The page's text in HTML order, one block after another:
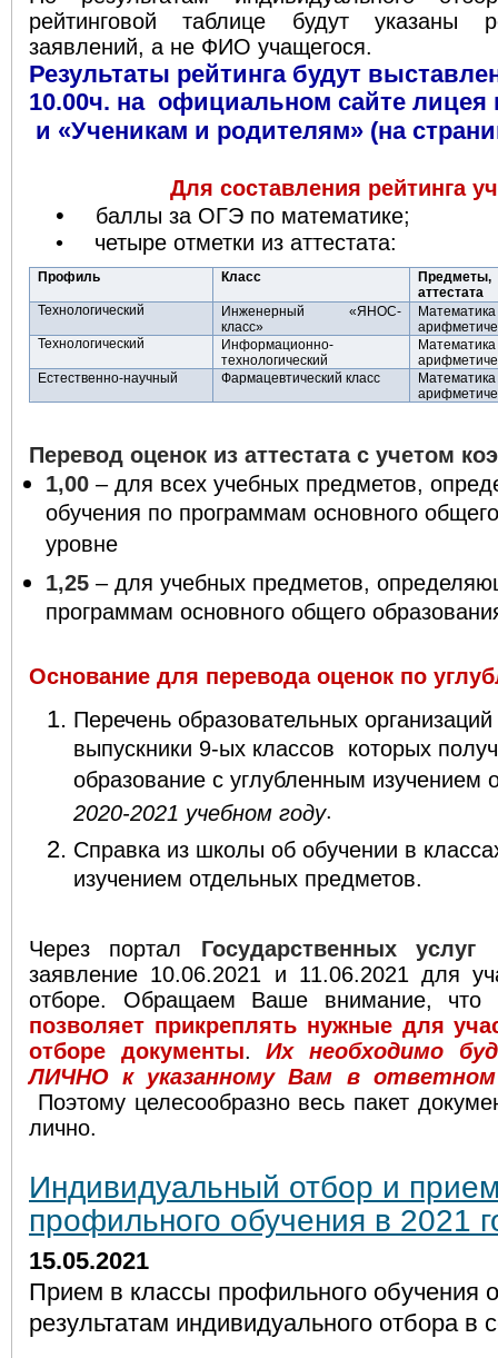
рейтинговой таблице будут указаны
заявлений, а не ФИО учащегося.
Результаты рейтинга будут
10.00ч. на официальном сайте лицея
и «Ученикам и родителям» (на
Для составления рейтинга
•
баллы за ОГЭ по математике;
•
четыре отметки из аттестата:
Профиль Класс
аттестата
Технологический
Инженерный «ЯНОС-
класс»
Математика
Технологический
Информационно-
технологический
Математика
Естественно-научный
Фармацевтический класс
Математика
Перевод оценок из аттестата с учетом
1,00 – для всех учебных предметов,
обучения по программам основного
уровне
1,25 – для учебных предметов,
программам основного общего
Основание для перевода оценок по
Перечень образовательных
выпускники 9-ых классов которых
образование с углубленным изучением
2020-2021 учебном году.
Справка из школы об обучении в
изучением отдельных предметов.
Через портал Государственных услуг
заявление 10.06.2021 и 11.06.2021 для
отборе. Обращаем Ваше внимание,
позволяет прикреплять нужные для
отборе документы.Их необходимо
ЛИЧНО к указанному Вам в
Поэтому целесообразно весь пакет
лично.
Индивидуальный отбор и
профильного обучения в 2021
15.05.2021
Прием в классы профильного обучения
результатам индивидуального отбора в